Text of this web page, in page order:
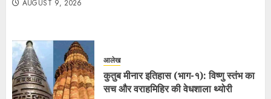
AUGUST 9, 2026
आलेख
कुतुब मीनार इतिहास (भाग-१): विष्णु स्तंभ का
सच और वराहमिहिर की वेधशाला थ्योरी